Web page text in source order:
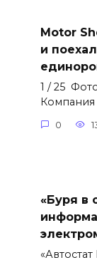
Motor
и
1 / 25
Компания
0
«Буря в